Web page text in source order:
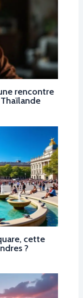
rencontre
cette
?